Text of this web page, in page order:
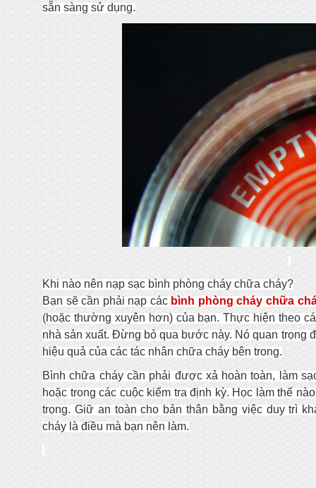
sẵn sàng sử dụng.
Khi nào nên nạp sạc bình phòng cháy chữa cháy?
Bạn sẽ cần phải nạp các bình phòng cháy chữa
(hoặc thường xuyên hơn) của bạn. Thực hiện theo
nhà sản xuất. Đừng bỏ qua bước này. Nó quan trọng
hiệu quả của các tác nhân chữa cháy bên trong.
Bình chữa cháy cần phải được xả hoàn toàn, làm
hoặc trong các cuộc kiểm tra định kỳ. Học làm thế
trọng. Giữ an toàn cho bản thân bằng việc duy trì
cháy là điều mà bạn nên làm.